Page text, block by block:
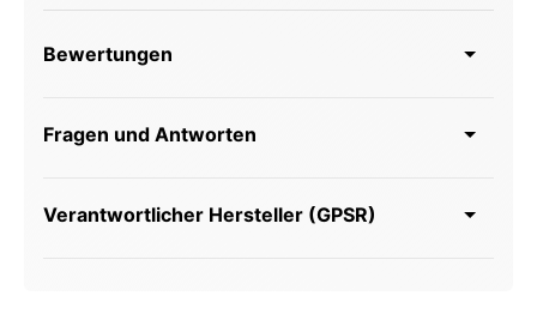
Bewertungen
Fragen und Antworten
Verantwortlicher Hersteller (GPSR)